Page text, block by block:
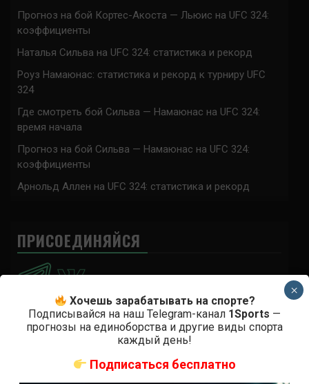
Прогноз на бой Кортес-Акоста — Льюис на UFC 324:
коэффициенты
Наталья Сильва на UFC 324: статистика и рекорд
Роуз Намаюнас: статистика и рекорд к турниру UFC
324
Где смотреть бой Сильва — Намаюнас на UFC 324:
время начала
Прогноз на бой Сильва — Намаюнас на UFC 324:
коэффициенты
Арнольд Аллен на UFC 324: статистика и рекорд
ПРИСОЕДИНЯЙСЯ
Аноним Расписание боев UFC
Хочешь зарабатывать на спорте?
Подписывайся на наш Telegram-канал 1Sports —
прогнозы на единоборства и другие виды спорта
каждый день!
Подписаться бесплатно
×